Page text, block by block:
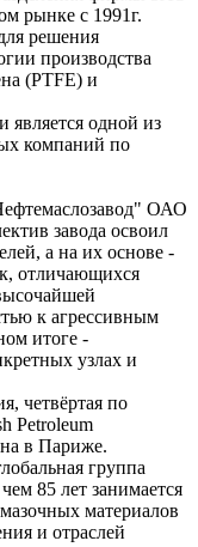
рынке с 1991г.
решения
производства
(PTFE) и
является одной из
компаний по
ОАО
завода освоил
а на их основе -
отличающихся
к агрессивным
итоге -
узлах и
четвёртая по
Petroleum
в Париже.
группа
85 лет занимается
материалов
и отраслей